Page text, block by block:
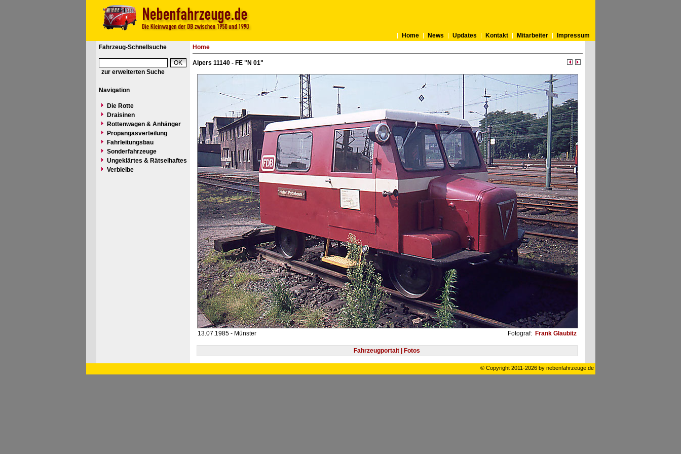
Home News Updates Kontakt Mitarbeiter
Impressum
Fahrzeug-Schnellsuche
zur erweiterten Suche
Navigation
Die Rotte
Draisinen
Rottenwagen & Anhänger
Propangasverteilung
Fahrleitungsbau
Sonderfahrzeuge
Ungeklärtes & Rätselhaftes
Verbleibe
Home
Alpers 11140 - FE "N 01"
13.07.1985 - Münster Fotograf: Frank Glaubitz
Fahrzeugportait | Fotos
© Copyright 2011-2026 by nebenfahrzeuge.de